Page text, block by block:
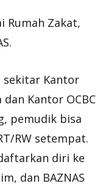
Rumah Zakat,
sekitar Kantor
dan Kantor OCBC
pemudik bisa
RW setempat.
diri ke
dan BAZNAS